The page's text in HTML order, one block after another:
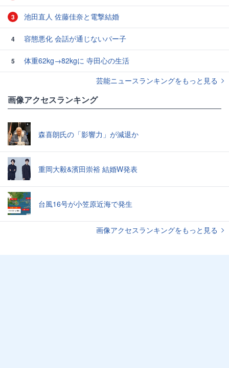
3 池田直人 佐藤佳奈と電撃結婚
4 容態悪化 会話が通じないパー子
5
体重62kg→82kgに 寺田心の生活
芸能ニュースランキングをもっと見る
画像アクセスランキング
森喜朗氏の「影響力」が減退か
重岡大毅&濱田崇裕 結婚W発表
台風16号が小笠原近海で発生
画像アクセスランキングをもっと見る